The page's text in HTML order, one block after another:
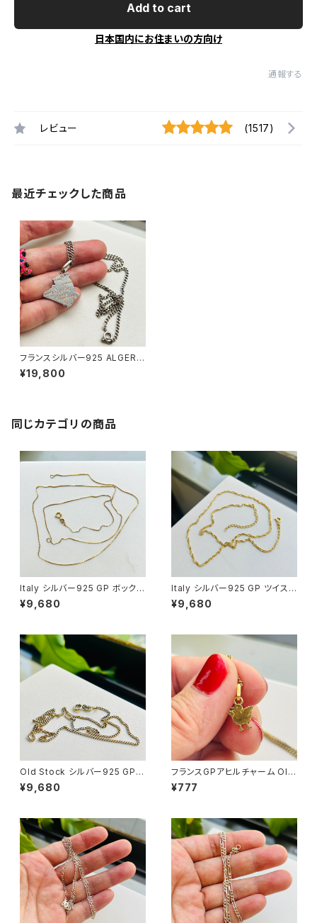
Add to cart
日本国内にお住まいの方向け
通報する
レビュー (1517)
最近チェックした商品
フランスシルバー925 ALGERIE
ネックレス（50cm）
¥19,800
同じカテゴリの商品
Italy シルバー925 GP ボックス
チェーン（76cm）
¥9,680
Italy シルバー925 GP ツイスト
チェーン（45.5cm）
¥9,680
Old Stock シルバー925 GP
ショートチェーン
¥9,680
フランスGPアヒルチャーム Old
Stock GPチェーンネックレス
（37cm）
¥777